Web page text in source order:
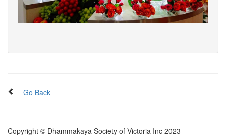
Go Back
Copyright © Dhammakaya Society of Victoria Inc 2023